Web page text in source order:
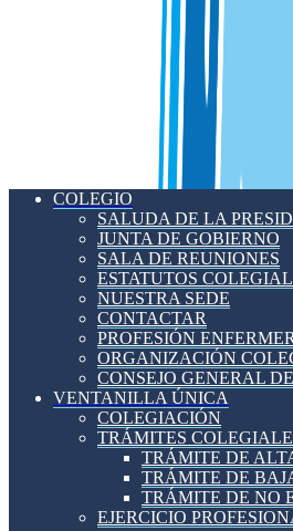
COLEGIO
SALUDA DE LA
JUNTA DE GOBIERNO
SALA DE REUNIONES
ESTATUTOS
NUESTRA SEDE
CONTACTAR
PROFESIÓN
ORGANIZACIÓN
CONSEJO GENERAL
VENTANILLA ÚNICA
COLEGIACIÓN
TRÁMITES
TRÁMITE DE
TRÁMITE DE
TRÁMITE DE NO
EJERCICIO